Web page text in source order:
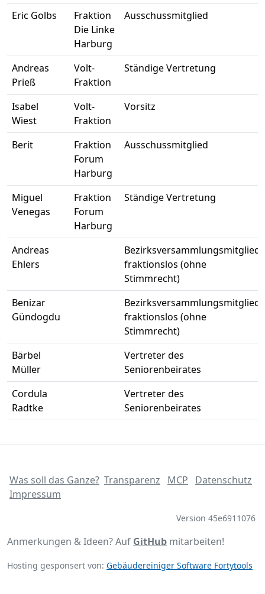
Eric Golbs
Fraktion
Die Linke
Harburg
Ausschussmitglied
Andreas
Prieß
Volt-
Fraktion
Ständige Vertretung
Isabel
Wiest
Volt-
Fraktion
Vorsitz
Berit
Fraktion
Forum
Harburg
Ausschussmitglied
Miguel
Venegas
Fraktion
Forum
Harburg
Ständige Vertretung
Andreas
Ehlers
Bezirksversammlungsmitglied
fraktionslos (ohne
Stimmrecht)
Benizar
Gündogdu
Bezirksversammlungsmitglied
fraktionslos (ohne
Stimmrecht)
Bärbel
Müller
Vertreter des
Seniorenbeirates
Cordula
Radtke
Vertreter des
Seniorenbeirates
Was soll das Ganze? Transparenz MCP
Datenschutz
Impressum
Version 45e6911076
Anmerkungen & Ideen? Auf GitHub mitarbeiten!
Hosting gesponsert von: Gebäudereiniger Software Fortytools